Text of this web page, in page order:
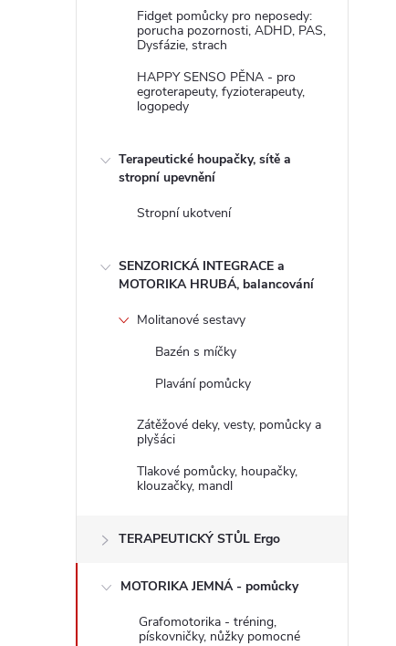
Fidget pomůcky pro neposedy:
porucha pozornosti, ADHD, PAS,
Dysfázie, strach
HAPPY SENSO PĚNA - pro
egroterapeuty, fyzioterapeuty,
logopedy
Terapeutické houpačky, sítě a
stropní upevnění
Stropní ukotvení
SENZORICKÁ INTEGRACE a
MOTORIKA HRUBÁ, balancování
Molitanové sestavy
Bazén s míčky
Plavání pomůcky
Zátěžové deky, vesty, pomůcky a
plyšáci
Tlakové pomůcky, houpačky,
klouzačky, mandl
TERAPEUTICKÝ STŮL Ergo
MOTORIKA JEMNÁ - pomůcky
Grafomotorika - tréning,
pískovničky, nůžky pomocné